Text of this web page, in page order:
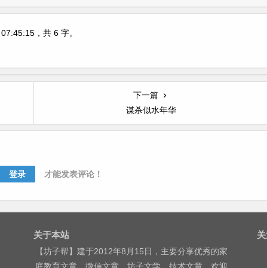
07:45:15 ，共 6 字。
下一篇
谋杀似水年华
登录 才能发表评论！
关于本站
【坊子帮】建于2012年8月15日，主要分享优秀的家